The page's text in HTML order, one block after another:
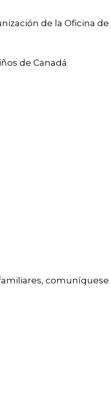
de la Oficina de
de Canadá
comuníquese